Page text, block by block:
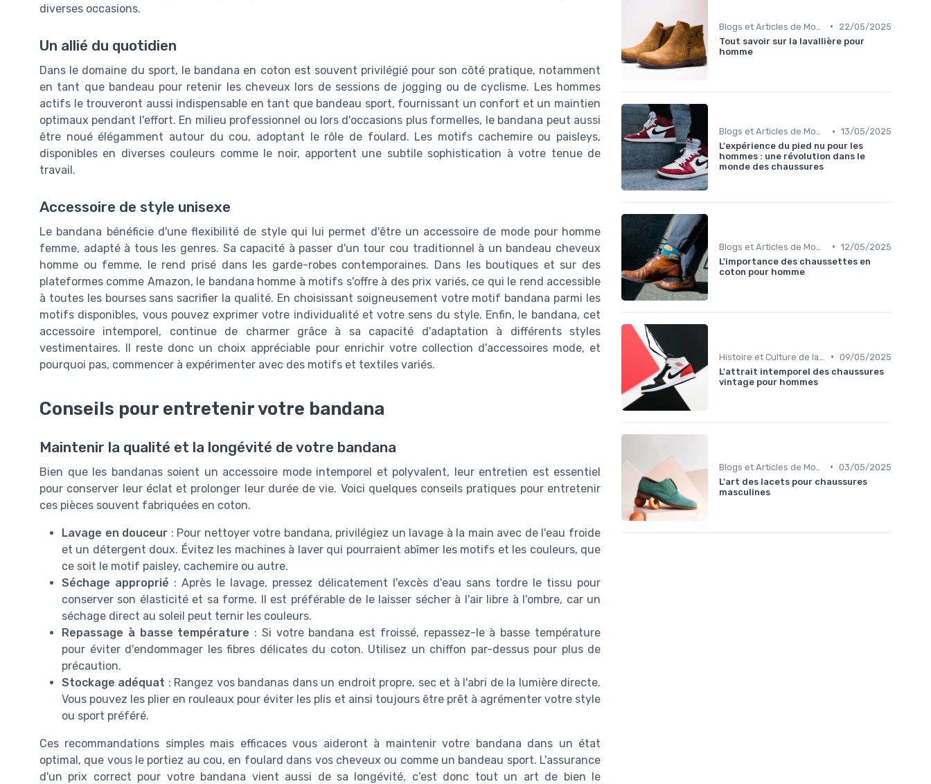
diverses occasions.
Un allié du quotidien
Dans le domaine du sport, le bandana en coton est souvent privilégié pour son côté pratique, notamment
en tant que bandeau pour retenir les cheveux lors de sessions de jogging ou de cyclisme. Les hommes
actifs le trouveront aussi indispensable en tant que bandeau sport, fournissant un confort et un maintien
optimaux pendant l'effort. En milieu professionnel ou lors d'occasions plus formelles, le bandana peut aussi
être noué élégamment autour du cou, adoptant le rôle de foulard. Les motifs cachemire ou paisleys,
disponibles en diverses couleurs comme le noir, apportent une subtile sophistication à votre tenue de
travail.
Accessoire de style unisexe
Le bandana bénéficie d'une flexibilité de style qui lui permet d'être un accessoire de mode pour homme
femme, adapté à tous les genres. Sa capacité à passer d'un tour cou traditionnel à un bandeau cheveux
homme ou femme, le rend prisé dans les garde-robes contemporaines. Dans les boutiques et sur des
plateformes comme Amazon, le bandana homme à motifs s'offre à des prix variés, ce qui le rend accessible
à toutes les bourses sans sacrifier la qualité. En choisissant soigneusement votre motif bandana parmi les
motifs disponibles, vous pouvez exprimer votre individualité et votre sens du style. Enfin, le bandana, cet
accessoire intemporel, continue de charmer grâce à sa capacité d'adaptation à différents styles
vestimentaires. Il reste donc un choix appréciable pour enrichir votre collection d'accessoires mode, et
pourquoi pas, commencer à expérimenter avec des motifs et textiles variés.
Conseils pour entretenir votre bandana
Maintenir la qualité et la longévité de votre bandana
Bien que les bandanas soient un accessoire mode intemporel et polyvalent, leur entretien est essentiel
pour conserver leur éclat et prolonger leur durée de vie. Voici quelques conseils pratiques pour entretenir
ces pièces souvent fabriquées en coton.
Lavage en douceur : Pour nettoyer votre bandana, privilégiez un lavage à la main avec de l'eau froide
et un détergent doux. Évitez les machines à laver qui pourraient abîmer les motifs et les couleurs, que
ce soit le motif paisley, cachemire ou autre.
Séchage approprié : Après le lavage, pressez délicatement l'excès d'eau sans tordre le tissu pour
conserver son élasticité et sa forme. Il est préférable de le laisser sécher à l'air libre à l'ombre, car un
séchage direct au soleil peut ternir les couleurs.
Repassage à basse température : Si votre bandana est froissé, repassez-le à basse température
pour éviter d'endommager les fibres délicates du coton. Utilisez un chiffon par-dessus pour plus de
précaution.
Stockage adéquat : Rangez vos bandanas dans un endroit propre, sec et à l'abri de la lumière directe.
Vous pouvez les plier en rouleaux pour éviter les plis et ainsi toujours être prêt à agrémenter votre style
ou sport préféré.
Ces recommandations simples mais efficaces vous aideront à maintenir votre bandana dans un état
optimal, que vous le portiez au cou, en foulard dans vos cheveux ou comme un bandeau sport. L'assurance
d'un prix correct pour votre bandana vient aussi de sa longévité, c’est donc tout un art de bien le
•
22/05/2025
Tout savoir sur la lavallière pour
homme
Blogs et Articles de Mode • 13/05/2025
L'expérience du pied nu pour les
hommes : une révolution dans le
monde des chaussures
• 12/05/2025
L'importance des chaussettes en
coton pour homme
• 09/05/2025
L'attrait intemporel des chaussures
vintage pour hommes
• 03/05/2025
L'art des lacets pour chaussures
masculines